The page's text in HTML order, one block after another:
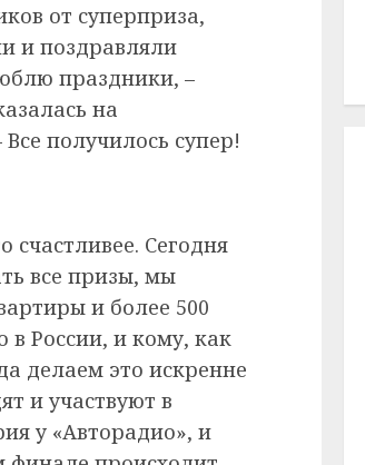
от суперприза,
и поздравляли
праздники, –
на
получилось супер!
Сегодня
все призы, мы
и более 500
в России, и кому, как
делаем это искренне
и участвуют в
у «Авторадио», и